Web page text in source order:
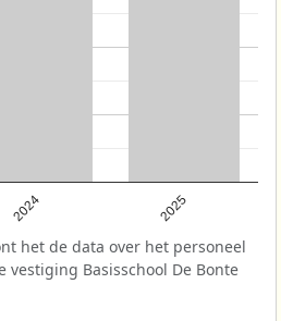
2024 2025
het de data over het personeel
Basisschool De Bonte